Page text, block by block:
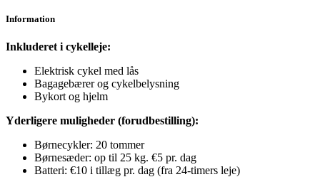
Information
Inkluderet i cykelleje:
Elektrisk cykel med lås
Bagagebærer og cykelbelysning
Bykort og hjelm
Yderligere muligheder (forudbestilling):
Børnecykler: 20 tommer
Børnesæder: op til 25 kg. €5 pr. dag
Batteri: €10 i tillæg pr. dag (fra 24-timers leje)